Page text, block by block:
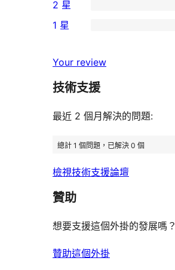
星
使
者
論
4
星
用
者
論
個
3
使
用
評
個
星
使
者
2 星
20
1
星
用
者
論
1 星
Your review
技術支援
最近 2 個月解決的問題:
總計 1 個問題，已解決 0 個
檢視技術支援論壇
贊助
想要支援這個外掛的發展嗎？
贊助這個外掛